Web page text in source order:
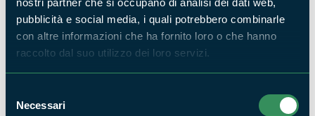
nostri partner che si occupano di analisi dei dati web,
pubblicità e social media, i quali potrebbero combinarle
con altre informazioni che ha fornito loro o che hanno
raccolto dal suo utilizzo dei loro servizi.
delNecessari
Pubblicata la nuova videoguida della Riserva
naturale statale Tenuta di Castelporziano